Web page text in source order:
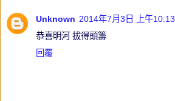
Unknown 2014年7月3日 上午10:13
恭喜明河 拔得頭籌
回覆